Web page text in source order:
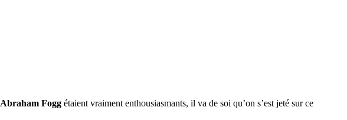
Abraham Fogg étaient vraiment enthousiasmants, il va de soi qu’on s’est jeté sur ce